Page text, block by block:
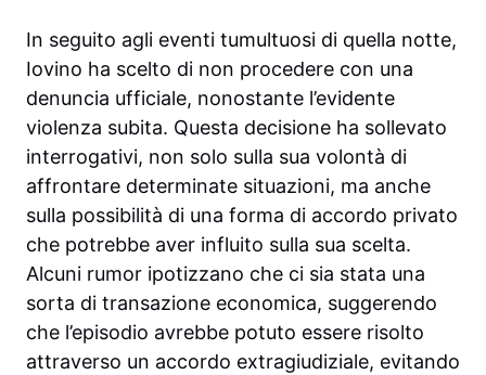
In seguito agli eventi tumultuosi di quella notte,
Iovino ha scelto di non procedere con una
denuncia ufficiale, nonostante l’evidente
violenza subita. Questa decisione ha sollevato
interrogativi, non solo sulla sua volontà di
affrontare determinate situazioni, ma anche
sulla possibilità di una forma di accordo privato
che potrebbe aver influito sulla sua scelta.
Alcuni rumor ipotizzano che ci sia stata una
sorta di transazione economica, suggerendo
che l’episodio avrebbe potuto essere risolto
attraverso un accordo extragiudiziale, evitando